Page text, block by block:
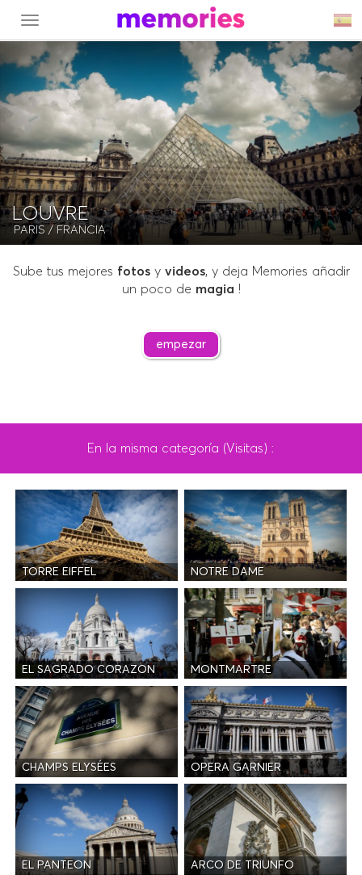
MENU
LOUVRE
PARIS/ FRANCIA
Sube tus mejores fotosy videos, y deja Memories añadir
un poco de magia !
empezar
En la misma categoría (Visitas) :
TORRE EIFFEL NOTRE DAME
EL SAGRADO CORAZON MONTMARTRE
CHAMPS ELYSÉES OPERA GARNIER
EL PANTEON ARCO DE TRIUNFO